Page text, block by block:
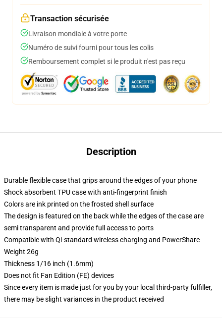
Transaction sécurisée
Livraison mondiale à votre porte
Numéro de suivi fourni pour tous les colis
Remboursement complet si le produit n'est pas reçu
Description
Durable flexible case that grips around the edges of your phone
Shock absorbent TPU case with anti-fingerprint finish
Colors are ink printed on the frosted shell surface
The design is featured on the back while the edges of the case are
semi transparent and provide full access to ports
Compatible with Qi-standard wireless charging and PowerShare
Weight 26g
Thickness 1/16 inch (1.6mm)
Does not fit Fan Edition (FE) devices
Since every item is made just for you by your local third-party fulfiller,
there may be slight variances in the product received